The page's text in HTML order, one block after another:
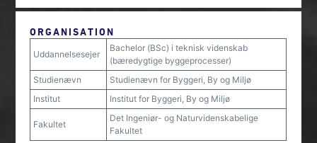
ORGANISATION
Uddannelsesejer
Bachelor (BSc) i teknisk videnskab
(bæredygtige byggeprocesser)
Studienævn
Studienævn for Byggeri, By og Miljø
Institut
Institut for Byggeri, By og Miljø
Fakultet
Det Ingeniør- og Naturvidenskabelige
Fakultet